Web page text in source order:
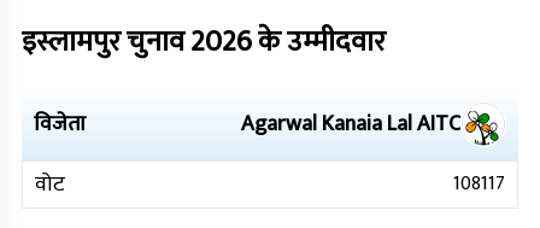
इस्लामपुरचुनाव2026के उम्मीदवार
विजेता Agarwal Kanaia LalAITC
वोट
108117